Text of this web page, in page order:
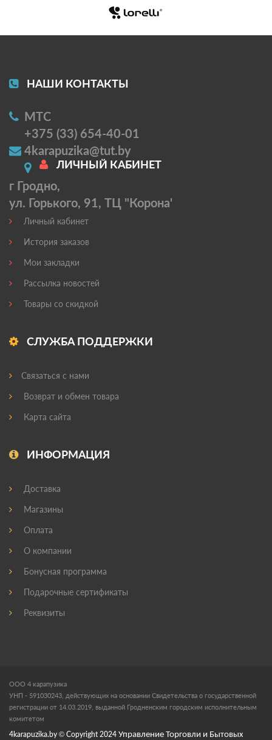
НАШИ КОНТАКТЫ
МТС
+375 (33) 654-40-01
4karapuzika@tut.by
г Гродно,
ул. Горького, 91, ТЦ "Корона'
ЛИЧНЫЙ КАБИНЕТ
Личный кабинет
История заказов
Мои закладки
Рассылка новостей
Товары со скидкой
СЛУЖБА ПОДДЕРЖКИ
Связаться с нами
Возврат и обмен товара
Карта сайта
ИНФОРМАЦИЯ
Доставка
Магазины
Оплата
О компании
Бонусная программа
Подарочные сертификаты
Реквизиты
ООО 4 карапузика
УНП - 591030243, действующих на основании Свидетельства о государственной
регистрации от 14.03.2019, выданной Гродненским городским исполнительным
комитетом
4karapuzika.by © Copyright 2024 Управление Торговли и Бытовых